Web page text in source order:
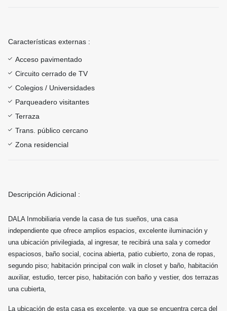
Características externas :
Acceso pavimentado
Circuito cerrado de TV
Colegios / Universidades
Parqueadero visitantes
Terraza
Trans. público cercano
Zona residencial
Descripción Adicional :
DALA Inmobiliaria vende la casa de tus sueños, una casa
independiente que ofrece amplios espacios, excelente iluminación y
una ubicación privilegiada, al ingresar, te recibirá una sala y comedor
espaciosos, baño social, cocina abierta, patio cubierto, zona de ropas,
segundo piso; habitación principal con walk in closet y baño, habitación
auxiliar, estudio, tercer piso, habitación con baño y vestier, dos terrazas
una cubierta,
La ubicación de esta casa es excelente, ya que se encuentra cerca del